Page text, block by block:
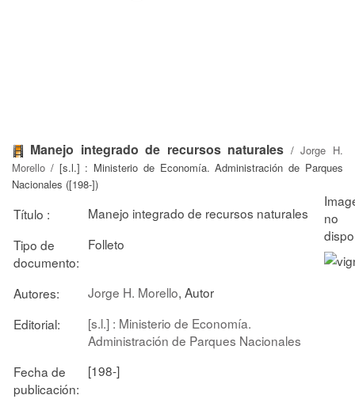
Manejo integrado de recursos naturales /Jorge H.
Morello / [s.l.] : Ministerio de Economía. Administración de Parques
Nacionales ([198-])
Título :
Manejo integrado de recursos naturales
Tipo de
documento:
Folleto
Autores: Jorge H. Morello, Autor
Editorial:
[s.l.] : Ministerio de Economía.
Administración de Parques Nacionales
Fecha de
publicación:
[198-]